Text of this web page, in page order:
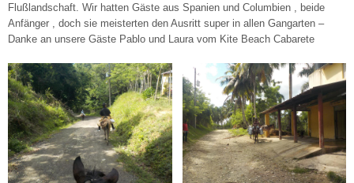
Flußlandschaft. Wir hatten Gäste aus Spanien und Columbien , beide
Anfänger , doch sie meisterten den Ausritt super in allen Gangarten –
Danke an unsere Gäste Pablo und Laura vom Kite Beach Cabarete